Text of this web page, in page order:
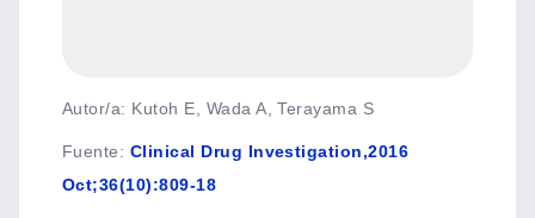
Autor/a: Kutoh E, Wada A, Terayama S
Fuente: Clinical Drug Investigation,2016
Oct;36(10):809-18